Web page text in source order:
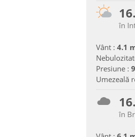
în
Vânt : 4.1
Presiune :
Umezeală
în